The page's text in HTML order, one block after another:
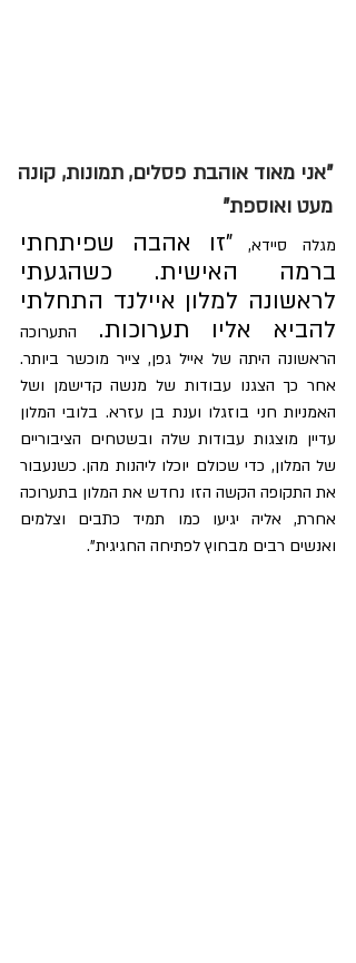
מעט ואוספת"
מגלה סיידא,
להביא אליו תערוכות.
ואנשים רבים מבחוץ לפתיחה החגיגית".